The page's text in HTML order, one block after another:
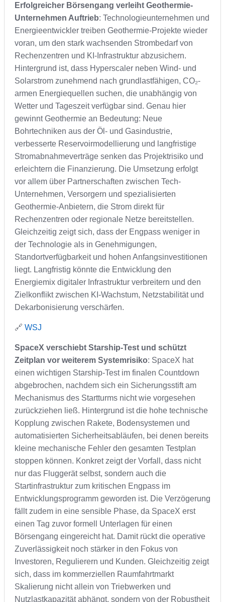
Erfolgreicher Börsengang verleiht Geothermie-
Unternehmen Auftrieb: Technologieunternehmen und
Energieentwickler treiben Geothermie-Projekte wieder
voran, um den stark wachsenden Strombedarf von
Rechenzentren und KI-Infrastruktur abzusichern.
Hintergrund ist, dass Hyperscaler neben Wind- und
Solarstrom zunehmend nach grundlastfähigen, CO₂-
armen Energiequellen suchen, die unabhängig von
Wetter und Tageszeit verfügbar sind. Genau hier
gewinnt Geothermie an Bedeutung: Neue
Bohrtechniken aus der Öl- und Gasindustrie,
verbesserte Reservoirmodellierung und langfristige
Stromabnahmeverträge senken das Projektrisiko und
erleichtern die Finanzierung. Die Umsetzung erfolgt
vor allem über Partnerschaften zwischen Tech-
Unternehmen, Versorgern und spezialisierten
Geothermie-Anbietern, die Strom direkt für
Rechenzentren oder regionale Netze bereitstellen.
Gleichzeitig zeigt sich, dass der Engpass weniger in
der Technologie als in Genehmigungen,
Standortverfügbarkeit und hohen Anfangsinvestitionen
liegt. Langfristig könnte die Entwicklung den
Energiemix digitaler Infrastruktur verbreitern und den
Zielkonflikt zwischen KI-Wachstum, Netzstabilität und
Dekarbonisierung verschärfen.
🔗 WSJ
SpaceX verschiebt Starship-Test und schützt
Zeitplan vor weiterem Systemrisiko: SpaceX hat
einen wichtigen Starship-Test im finalen Countdown
abgebrochen, nachdem sich ein Sicherungsstift am
Mechanismus des Startturms nicht wie vorgesehen
zurückziehen ließ. Hintergrund ist die hohe technische
Kopplung zwischen Rakete, Bodensystemen und
automatisierten Sicherheitsabläufen, bei denen bereits
kleine mechanische Fehler den gesamten Testplan
stoppen können. Konkret zeigt der Vorfall, dass nicht
nur das Fluggerät selbst, sondern auch die
Startinfrastruktur zum kritischen Engpass im
Entwicklungsprogramm geworden ist. Die Verzögerung
fällt zudem in eine sensible Phase, da SpaceX erst
einen Tag zuvor formell Unterlagen für einen
Börsengang eingereicht hat. Damit rückt die operative
Zuverlässigkeit noch stärker in den Fokus von
Investoren, Regulierern und Kunden. Gleichzeitig zeigt
sich, dass im kommerziellen Raumfahrtmarkt
Skalierung nicht allein von Triebwerken und
Nutzlastkapazität abhängt, sondern von der Robustheit